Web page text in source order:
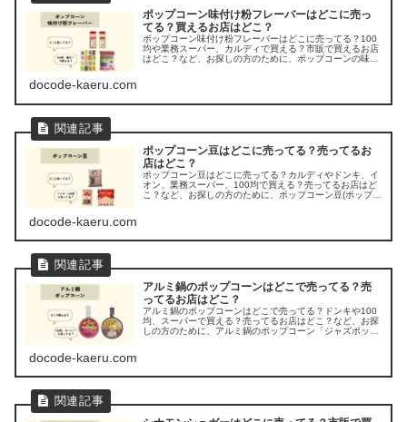
ポップコーン味付け粉フレーバーはどこに売っ
てる？買えるお店はどこ？
ポップコーン味付け粉フレーバーはどこに売ってる？100
均や業務スーパー、カルディで買える？市販で買えるお店
はどこ？など、お探しの方のために、ポップコーンの味付
docode-kaeru.com
ポップコーン豆はどこに売ってる？売ってるお
店はどこ？
ポップコーン豆はどこに売ってる？カルディやドンキ、イ
オン、業務スーパー、100均で買える？売ってるお店はど
こ？など、お探しの方のために、ポップコーン豆(ポップコ
docode-kaeru.com
アルミ鍋のポップコーンはどこで売ってる？売
ってるお店はどこ？
アルミ鍋のポップコーンはどこで売ってる？ドンキや100
均、スーパーで買える？売ってるお店はどこ？など、お探
しの方のために、アルミ鍋のポップコーン「ジャズポップ
docode-kaeru.com